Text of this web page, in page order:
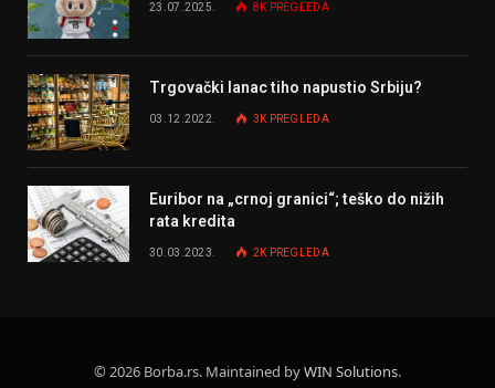
23.07.2025. 8K PREGLEDA
Trgovački lanac tiho napustio Srbiju?
03.12.2022. 3K PREGLEDA
Euribor na „crnoj granici“; teško do nižih
rata kredita
30.03.2023. 2K PREGLEDA
© 2026 Borba.rs. Maintained byWIN Solutions.